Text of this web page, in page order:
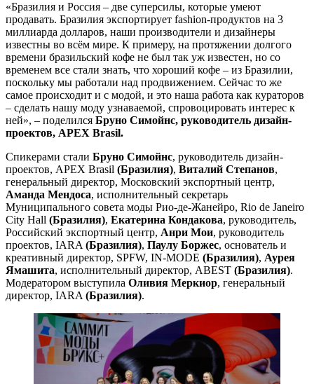
«Бразилия и Россия – две суперсилы, которые умеют
продавать. Бразилия экспортирует fashion-продуктов на 3
миллиарда долларов, наши производители и дизайнеры
известны во всём мире. К примеру, на протяжении долгого
времени бразильский кофе не был так уж известен, но со
временем все стали знать, что хороший кофе – из Бразилии,
поскольку мы работали над продвижением. Сейчас то же
самое происходит и с модой, и это наша работа как кураторов
– сделать нашу моду узнаваемой, спровоцировать интерес к
ней», – поделился Бруно Симойнс, руководитель дизайн-
проектов, APEX Brasil.
Спикерами стали Бруно Симойнс, руководитель дизайн-
проектов, APEX Brasil (Бразилия), Виталий Степанов,
генеральный директор, Московский экспортный центр,
Аманда Мендоса, исполнительный секретарь
Муниципального совета моды Рио-де-Жанейро, Rio de Janeiro
City Hall (Бразилия), Екатерина Кондакова, руководитель,
Российский экспортный центр, Анри Мои, руководитель
проектов, IARA (Бразилия), Паулу Боржес, основатель и
креативный директор, SPFW, IN-MODE (Бразилия), Аурея
Ямашита, исполнительный директор, ABEST (Бразилия).
Модератором выступила Оливия Меркиор, генеральный
директор, IARA (Бразилия).